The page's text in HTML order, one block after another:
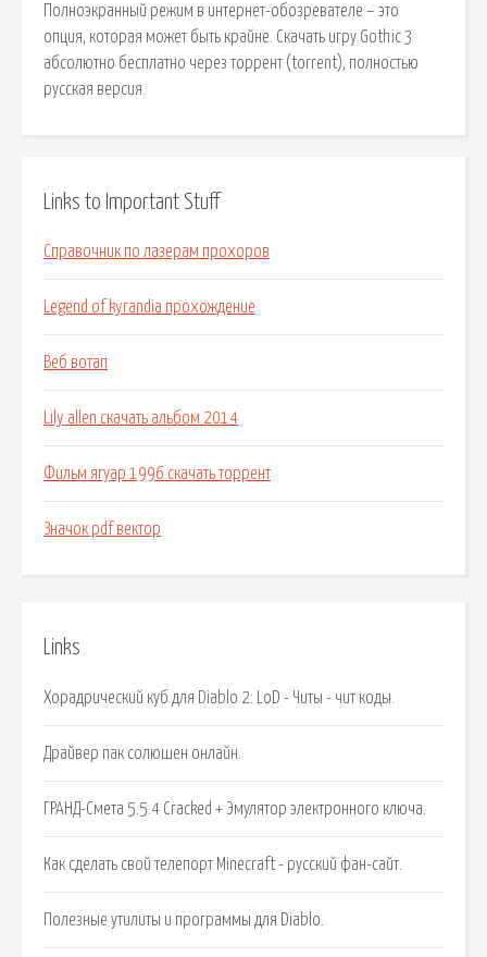
Полноэкранный режим в интернет-обозревателе – это
опция, которая может быть крайне. Скачать игру Gothic 3
абсолютно бесплатно через торрент (torrent), полностью
русская версия.
Links to Important Stuff
Справочник по лазерам прохоров
Legend of kyrandia прохождение
Веб вотап
Lily allen скачать альбом 2014
Фильм ягуар 1996 скачать торрент
Значок pdf вектор
Links
Хорадрический куб для Diablo 2: LoD - Читы - чит коды.
Драйвер пак солюшен онлайн.
ГРАНД-Смета 5.5.4 Cracked + Эмулятор электронного ключа.
Как сделать свой телепорт Minecraft - русский фан-сайт.
Полезные утилиты и программы для Diablo.